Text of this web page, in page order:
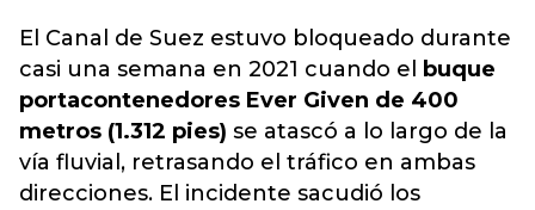
El Canal de Suez estuvo bloqueado durante
casi una semana en 2021 cuando el
buque
portacontenedores Ever Given de 400
metros (1.312 pies) se atascó a lo largo de la
vía fluvial, retrasando el tráfico en ambas
direcciones. El incidente sacudió los